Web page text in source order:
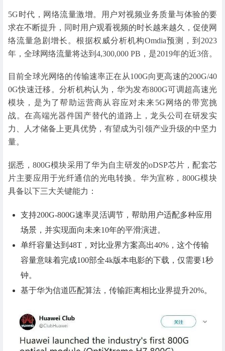
5G时代，网络流量激增。用户对视频业务质量与体验的要
求在不断提升，同时用户观看视频的时长越来越久，促使网
络流量急剧增长。根据权威分析机构Omdia预测，到2023
年，全球网络流量将达到4,300,000 PB，是2019年的近3倍。
目前全球光网络的传输速率正在从100G向更高速的200G/40
0G快速迁移。分析机构认为，华为发布800G可调超高速光
模块，是为了帮助运营商从容应对未来5G网络的带宽挑
战。在高端光器件国产替代的道路上，龙头公司在研发实
力、人才储备上更具优势，有望成为引领产业升级的中坚力
量。
据悉，800G模块采用了华为自主研发的oDSP芯片，配套芯
片主要应用于光纤通信的光电转换。华为宣称，800G模块
具备以下三大关键能力：
支持200G-800G速率灵活调节，帮助用户适配多种应用
场景，并实现面向未来10年的平滑演进。
单纤容量达到48T，对比业界方案高出40%，这个传输
容量意味着完成100部全4k版本电影的下载，仅需要1秒
钟。
基于华为信道匹配算法，传输距离相比业界提升20%。